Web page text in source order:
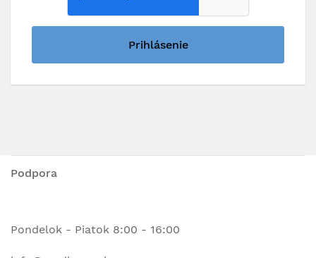
Prihlásenie
Podpora
Pondelok - Piatok 8:00 - 16:00